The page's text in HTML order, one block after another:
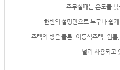
주무실때는 온도를 낮
한번의 설명만으로 누구나 쉽
주택의 방은 물론, 이동식주택, 원
널리 사용되고